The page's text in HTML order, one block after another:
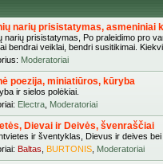
narių prisistatymas, asmeniniai
narių prisistatymas, Po praleidimo pro
bendrai veiklai, bendri susitikimai.
Moderatoriai
poezija, miniatiūros, kūryba
ir sielos polėkiai.
Electra Moderatoriai
Dievai ir Deivės, švenraščiai
ir šventyklas, Dievus ir deives
Baltas BURTONIS Moderatoriai